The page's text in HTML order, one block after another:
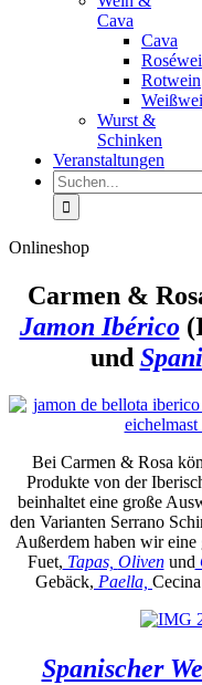
Cava
Cava
Rotwein
Wurst &
Schinken
Veranstaltungen
Suche
nach:
Onlineshop
Carmen &
Jamon Ibérico
und
Bei Carmen & Rosa
Produkte von der
beinhaltet eine große
den Varianten Serrano
Außerdem haben wir
Fuet, Tapas, Olivenund
Gebäck, Paella,
Spanischer